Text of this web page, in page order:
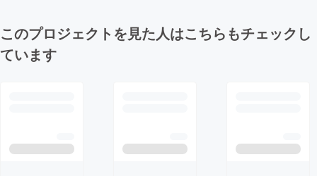
このプロジェクトを見た人はこちらもチェックし
ています